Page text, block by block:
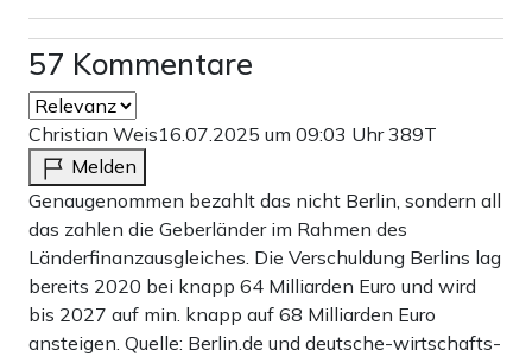
57 Kommentare
Christian Weis16.07.2025 um 09:03 Uhr389T
Melden
Genaugenommen bezahlt das nicht Berlin, sondern all
das zahlen die Geberländer im Rahmen des
Länderfinanzausgleiches. Die Verschuldung Berlins lag
bereits 2020 bei knapp 64 Milliarden Euro und wird
bis 2027 auf min. knapp auf 68 Milliarden Euro
ansteigen. Quelle: Berlin.de und deutsche-wirtschafts-